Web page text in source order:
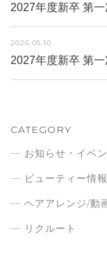
2027年度新卒 第一
2026.05.10
2027年度新卒 第一
CATEGORY
お知らせ・イベ
ビューティー情報
ヘアアレンジ/動
リクルート